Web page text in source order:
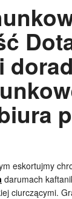
eskortujmy
darumach
ciurczącymi.